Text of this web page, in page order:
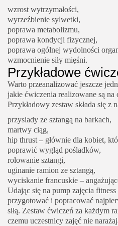
wzrost wytrzymałości,
wyrzeźbienie sylwetki,
poprawa metabolizmu,
poprawa kondycji fizycznej,
poprawa ogólnej wydolności
wzmocnienie siły mięśni.
Przykładowe
Warto przeanalizować jeszcze
jakie ćwiczenia realizowane są na
Przykładowy zestaw składa się z
przysiady ze sztangą na barkach,
martwy ciąg,
hip thrust – głównie dla kobiet,
poprawić wygląd pośladków,
rolowanie sztangi,
uginanie ramion ze sztangą,
wyciskanie francuskie –
Udając się na pump zajęcia
przygotować i popracować
siłą. Zestaw ćwiczeń za każdym
czemu uczestnicy zajęć nie